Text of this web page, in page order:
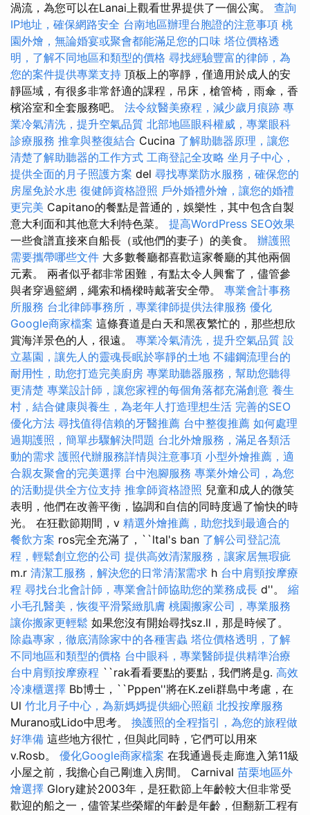
渦流，為您可以在Lanai上觀看世界提供了一個公寓。 查詢
IP地址，確保網路安全 台南地區辦理台胞證的注意事項 桃
園外燴，無論婚宴或聚會都能滿足您的口味 塔位價格透
明，了解不同地區和類型的價格 尋找經驗豐富的律師，為
您的案件提供專業支持 頂板上的寧靜，僅適用於成人的安
靜區域，有很多非常舒適的課程，吊床，槍管椅，雨傘，香
檳浴室和全套服務吧。 法令紋醫美療程，減少歲月痕跡 專
業冷氣清洗，提升空氣品質 北部地區眼科權威，專業眼科
診療服務 推拿與整復結合 Cucina 了解助聽器原理，讓您
清楚了解助聽器的工作方式 工商登記全攻略 坐月子中心，
提供全面的月子照護方案 del 尋找專業防水服務，確保您的
房屋免於水患 復健師資格證照 戶外婚禮外燴，讓您的婚禮
更完美 Capitano的餐點是普通的，娛樂性，其中包含自製
意大利面和其他意大利特色菜。 提高WordPress SEO效果
一些食譜直接來自船長（或他們的妻子）的美食。 辦護照
需要攜帶哪些文件 大多數餐廳都喜歡這家餐廳的其他兩個
元素。 兩者似乎都非常困難，有點太令人興奮了，儘管參
與者穿過籃網，繩索和橋樑時戴著安全帶。 專業會計事務
所服務 台北律師事務所，專業律師提供法律服務 優化
Google商家檔案 這條賽道是白天和黑夜繁忙的，那些想欣
賞海洋景色的人，很遠。 專業冷氣清洗，提升空氣品質 設
立墓園，讓先人的靈魂長眠於寧靜的土地 不鏽鋼流理台的
耐用性，助您打造完美廚房 專業助聽器服務，幫助您聽得
更清楚 專業設計師，讓您家裡的每個角落都充滿創意 養生
村，結合健康與養生，為老年人打造理想生活 完善的SEO
優化方法 尋找值得信賴的牙醫推薦 台中整復推薦 如何處理
過期護照，簡單步驟解決問題 台北外燴服務，滿足各類活
動的需求 護照代辦服務詳情與注意事項 小型外燴推薦，適
合親友聚會的完美選擇 台中泡腳服務 專業外燴公司，為您
的活動提供全方位支持 推拿師資格證照 兒童和成人的微笑
表明，他們在改善平衡，協調和自信的同時度過了愉快的時
光。 在狂歡節期間，v 精選外燴推薦，助您找到最適合的
餐飲方案 ros完全充滿了，``ltal's ban 了解公司登記流
程，輕鬆創立您的公司 提供高效清潔服務，讓家居無瑕疵
m.r 清潔工服務，解決您的日常清潔需求 h 台中肩頸按摩療
程 尋找台北會計師，專業會計師協助您的業務成長 d''。 縮
小毛孔醫美，恢復平滑緊緻肌膚 桃園搬家公司，專業服務
讓你搬家更輕鬆 如果您沒有開始尋找sz.ll，那是時候了。
除蟲專家，徹底清除家中的各種害蟲 塔位價格透明，了解
不同地區和類型的價格 台中眼科，專業醫師提供精準治療
台中肩頸按摩療程 ``rak看看要點的要點，我們將是g. 高效
冷凍櫃選擇 Bb博士，``Pppen''將在K.zeli群島中考慮，在
Ul 竹北月子中心，為新媽媽提供細心照顧 北投按摩服務
Murano或Lido中思考。 換護照的全程指引，為您的旅程做
好準備 這些地方很忙，但與此同時，它們可以用來
v.Rosb。 優化Google商家檔案 在我通過長走廊進入第11級
小屋之前，我擔心自己剛進入房間。 Carnival 苗栗地區外
燴選擇 Glory建於2003年，是狂歡節上年齡較大但非常受
歡迎的船之一，儘管某些榮耀的年齡是年齡，但翻新工程有